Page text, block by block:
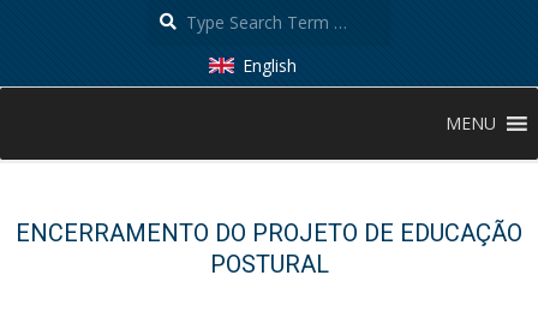
English
Menu
MENU
ENCERRAMENTO DO PROJETO DE EDUCAÇÃO
POSTURAL